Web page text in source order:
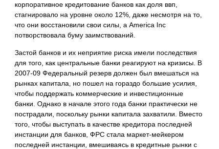
корпоративное кредитование банков как доля ввп,
стагнировало на уровне около 12%, даже несмотря на то,
что они восстановили свои силы, а America Inc
потворствовала буму заимствований.
Застой банков и их неприятие риска имели последствия
для того, как центральные банки реагируют на кризисы. В
2007-09 Федеральный резерв должен был вмешаться на
рынках капитала, но пошел на гораздо большие усилия,
чтобы поддержать коммерческие и инвестиционные
банки. Однако в начале этого года банки практически не
пострадали, поскольку рынки капитала захватили. Вместо
того, чтобы выступать в качестве кредитора последней
инстанции для банков, ФРС стала маркет-мейкером
последней инстанции, вмешиваясь в кредитные рынки с